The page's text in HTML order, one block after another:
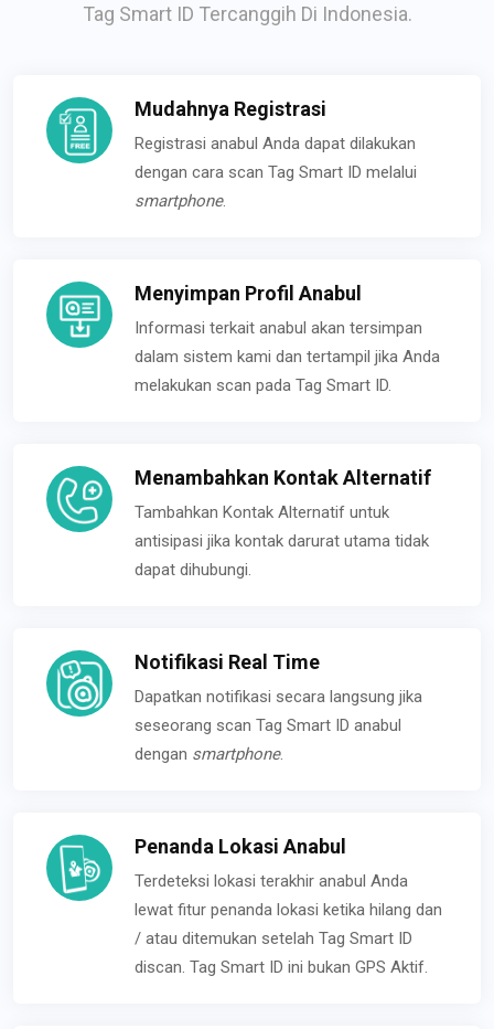
Tag Smart ID Tercanggih Di Indonesia.
Mudahnya Registrasi
Registrasi anabul Anda dapat dilakukan
dengan cara scan Tag Smart ID melalui
smartphone.
Menyimpan Profil Anabul
Informasi terkait anabul akan tersimpan
dalam sistem kami dan tertampil jika Anda
melakukan scan pada Tag Smart ID.
Menambahkan Kontak Alternatif
Tambahkan Kontak Alternatif untuk
antisipasi jika kontak darurat utama tidak
dapat dihubungi.
Notifikasi Real Time
Dapatkan notifikasi secara langsung jika
seseorang scan Tag Smart ID anabul
dengan smartphone.
Penanda Lokasi Anabul
Terdeteksi lokasi terakhir anabul Anda
lewat fitur penanda lokasi ketika hilang dan
/ atau ditemukan setelah Tag Smart ID
discan. Tag Smart ID ini bukan GPS Aktif.